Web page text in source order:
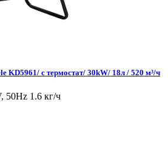
KD5961/ с термостат/ 30kW/ 18л / 520 м³/ч
50Hz 1.6 кг/ч